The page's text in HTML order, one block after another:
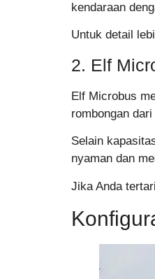
kendaraan
Untuk detail
2. Elf
Elf Microbus
rombongan
Selain
nyaman dan
Jika Anda